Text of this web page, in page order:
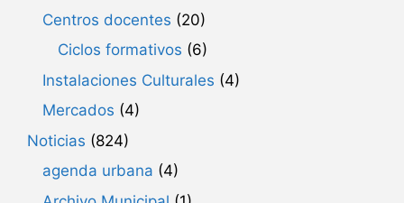
Centros docentes (20)
Ciclos formativos (6)
Instalaciones Culturales (4)
Mercados (4)
Noticias (824)
agenda urbana (4)